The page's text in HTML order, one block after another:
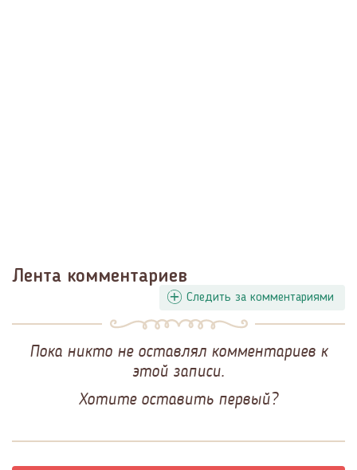
Лента комментариев
Следить за комментариями
Пока никто не оставлял комментариев к
этой записи.
Хотите оставить первый?